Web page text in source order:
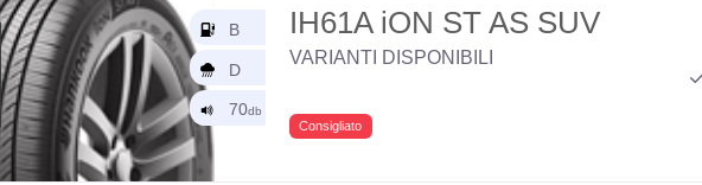
IH61A iON ST AS SUV
VARIANTI DISPONIBILI
Consigliato